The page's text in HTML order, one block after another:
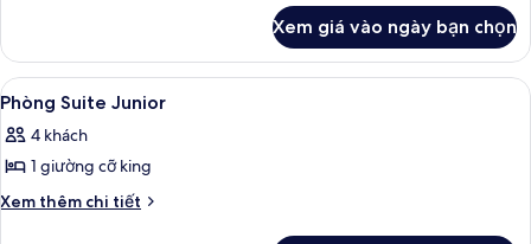
gia
đình
Phòng
dành
cho
đình
Xem giá vào ngày bạn chọn
Xem
tất
cả
ảnh
Phòng
Phòng Suite Junior | Bộ đồ giường
9
Phòng Suite Junior
4 khách
1 giường cỡ king
Xem thêm chi tiết
Chi